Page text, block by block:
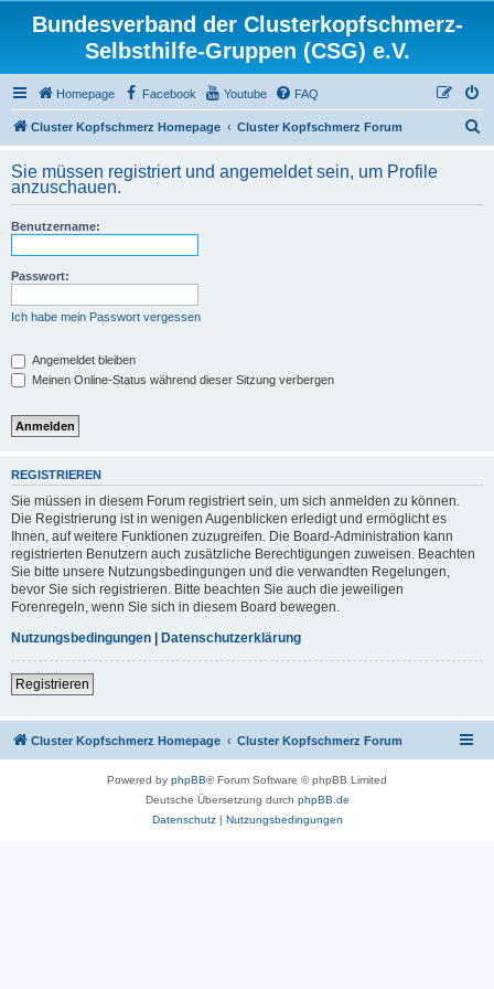
Bundesverband der Clusterkopfschmerz-
Selbsthilfe-Gruppen (CSG) e.V.
Homepage Facebook Youtube FAQ
Cluster Kopfschmerz Homepage Cluster Kopfschmerz Forum
h
Sie müssen registriert und angemeldet sein, um Profile
anzuschauen.
Benutzername:
Passwort:
Ich habe mein Passwort vergessen
Angemeldet bleiben
Meinen Online-Status während dieser Sitzung verbergen
REGISTRIEREN
Sie müssen in diesem Forum registriert sein, um sich anmelden zu können.
Die Registrierung ist in wenigen Augenblicken erledigt und ermöglicht es
Ihnen, auf weitere Funktionen zuzugreifen. Die Board-Administration kann
registrierten Benutzern auch zusätzliche Berechtigungen zuweisen. Beachten
Sie bitte unsere Nutzungsbedingungen und die verwandten Regelungen,
bevor Sie sich registrieren. Bitte beachten Sie auch die jeweiligen
Forenregeln, wenn Sie sich in diesem Board bewegen.
Nutzungsbedingungen | Datenschutzerklärung
Registrieren
Cluster Kopfschmerz Homepage Cluster Kopfschmerz Forum
Powered by phpBB® Forum Software © phpBB Limited
Deutsche Übersetzung durch phpBB.de
Datenschutz| Nutzungsbedingungen